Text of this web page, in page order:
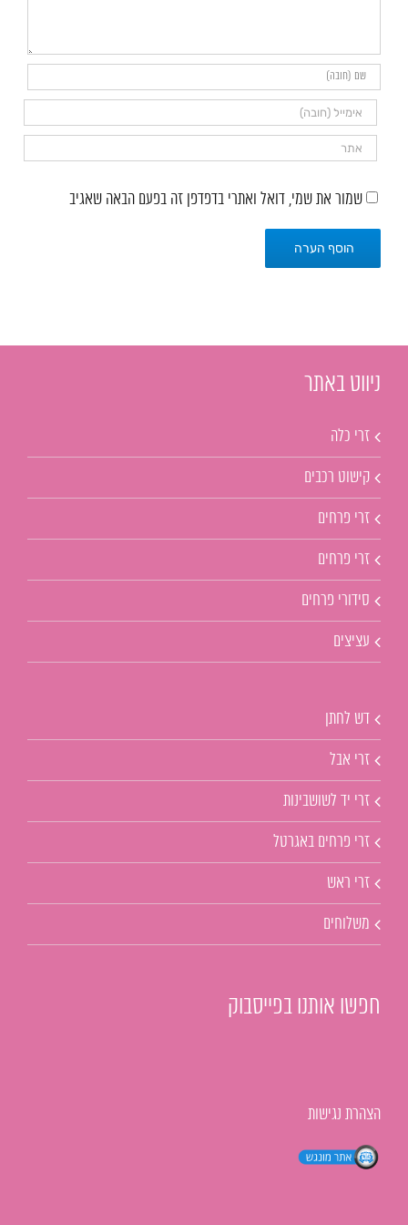
שמור את שמי, דואל ואתרי בדפדפן זה בפעם הבאה שאגיב
ניווט באתר
זרי כלה
קישוט רכבים
זרי פרחים
זרי פרחים
סידורי פרחים
עציצים
דש לחתן
זרי אבל
זרי יד לשושבינות
זרי פרחים באגרטל
זרי ראש
משלוחים
חפשו אותנו בפייסבוק
הצהרת נגישות